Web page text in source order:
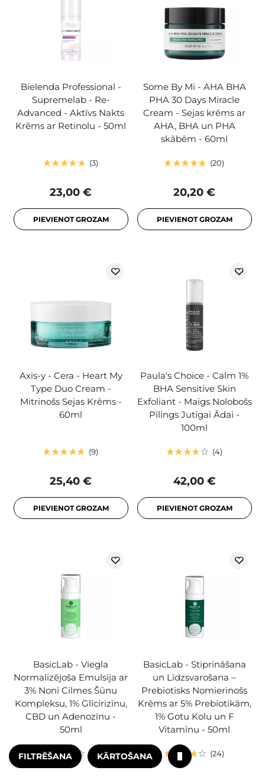
Bielenda Professional -
Supremelab - Re-
Advanced - Aktīvs Nakts
Krēms ar Retinolu - 50ml
3
23,00 €
PIEVIENOT GROZAM
Some By Mi - AHA BHA
PHA 30 Days Miracle
Cream - Sejas krēms ar
AHA, BHA un PHA
skābēm - 60ml
20
20,20 €
PIEVIENOT GROZAM
Axis-y - Cera - Heart My
Type Duo Cream -
Mitrinošs Sejas Krēms -
60ml
9
25,40 €
PIEVIENOT GROZAM
Paula's Choice - Calm 1%
BHA Sensitive Skin
Exfoliant - Maigs Nolobošs
Pīlings Jutīgai Ādai -
100ml
4
42,00 €
PIEVIENOT GROZAM
BasicLab - Viegla
Normalizējoša Emulsija ar
3% Noni Cilmes Šūnu
Kompleksu, 1% Glicirizīnu,
CBD un Adenozīnu -
50ml
BasicLab - Stiprināšana
un Līdzsvarošana –
Prebiotisks Nomierinošs
Krēms ar 5% Prebiotikām,
1% Gotu Kolu un F
Vitamīnu - 50ml
24
FILTRĒŠANA KĀRTOŠANA